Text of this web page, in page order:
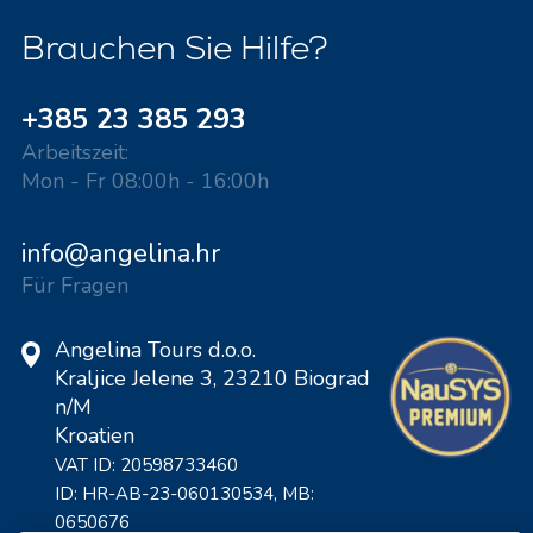
Brauchen Sie Hilfe?
+385 23 385 293
Arbeitszeit:
Mon - Fr 08:00h - 16:00h
info@angelina.hr
Für Fragen
Angelina Tours d.o.o.
Kraljice Jelene 3, 23210 Biograd
n/M
Kroatien
VAT ID: 20598733460
ID: HR-AB-23-060130534, MB:
0650676